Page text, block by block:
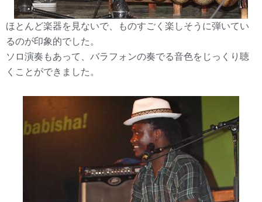
ほとんど楽器を見ないで、ものすごく楽しそうに弾いてい
るのが印象的でした。
ソロ演奏もあって、バラフォンの奏でる音色をじっくり聴
くことができました。